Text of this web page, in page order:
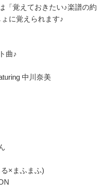
「覚えておきたい♪楽譜の約
に覚えられます♪
曲♪
中川奈美
×まふまふ)